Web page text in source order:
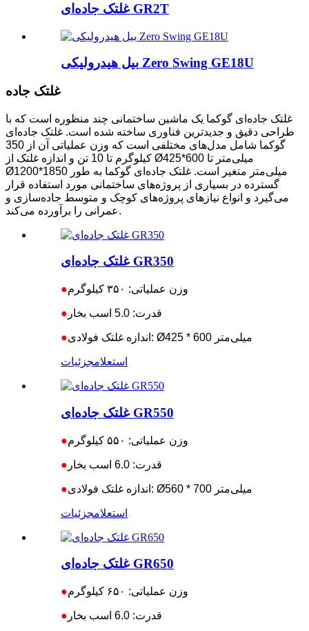
غلتک جاده‌ای GR2T
بیل هیدرولیکی Zero Swing GE18U
غلتک جاده
غلتک جاده‌ای گوکما یک ماشین ساختمانی چند منظوره است که با
طراحی دقیق و جدیدترین فناوری ساخته شده است. غلتک جاده‌ای
گوکما شامل مدل‌های مختلفی است که وزن عملیاتی آن از 350
کیلوگرم تا 10 تن و اندازه غلتک از Ø425*600 میلی‌متر تا
Ø1200*1850 میلی‌متر متغیر است. غلتک جاده‌ای گوکما به طور
گسترده در بسیاری از پروژه‌های ساختمانی مورد استفاده قرار
می‌گیرد و انواع نیازهای پروژه‌های کوچک و متوسط ​​جاده‌سازی و
عمرانی را برآورده می‌کند.
غلتک جاده‌ای GR350
● وزن عملیاتی: ۳۵۰ کیلوگرم
● قدرت: 5.0 اسب بخار
● اندازه غلتک فولادی: Ø425 * 600 میلی‌متر
استعلامجزئیات
غلتک جاده‌ای GR550
● وزن عملیاتی: ۵۵۰ کیلوگرم
● قدرت: 6.0 اسب بخار
● اندازه غلتک فولادی: Ø560 * 700 میلی‌متر
استعلامجزئیات
غلتک جاده‌ای GR650
● وزن عملیاتی: ۶۵۰ کیلوگرم
● قدرت: 6.0 اسب بخار